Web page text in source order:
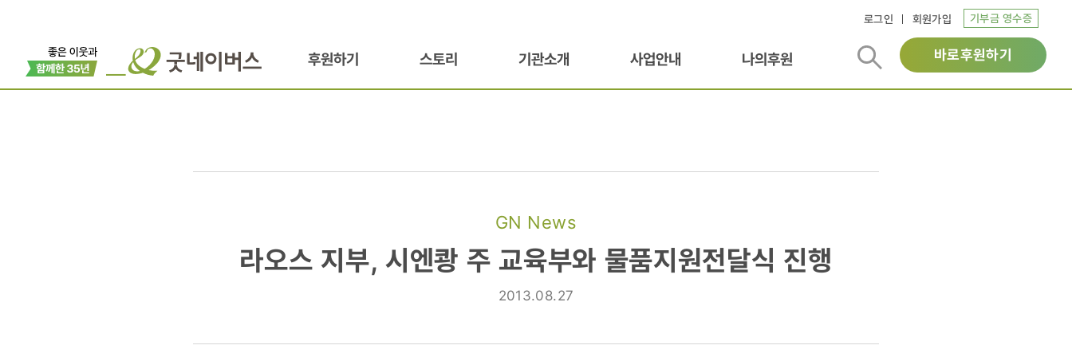
로그인 회원가입 기부금 영수증
후원하기 스토리 기관소개 사업안내 나의후원 바로후원하기
GN News
라오스
시엔쾅
라오스 지부, 시엔쾅 주 교육부와 물품지원전달식 진행
2013.08.27